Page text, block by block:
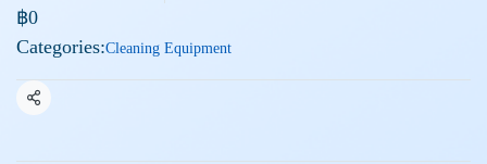
฿0
Categories:Cleaning Equipment
Share